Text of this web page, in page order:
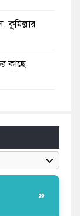
কুমিল্লার
কাছে
কই মাছে
সৌদি
»